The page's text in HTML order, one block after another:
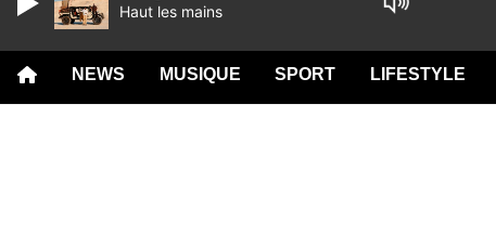
NEWS MUSIQUE SPORT LIFESTYLE
Haut les mains